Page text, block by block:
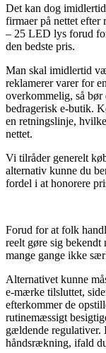
Det kan dog
firmaer på nettet
– 25 LED lys forud
den bedste pris.
Man skal imidlertid
reklamerer varer for
overkommelig, så
bedragerisk e-butik.
en retningslinje,
nettet.
Vi tilråder generelt
alternativ kunne du
fordel i at honorere
Forud for at folk
reelt gøre sig bekendt
mange gange ikke
Alternativet kunne
e-mærke tilsluttet,
efterkommer de
rutinemæssigt
gældende regulativer.
håndsrækning, ifald